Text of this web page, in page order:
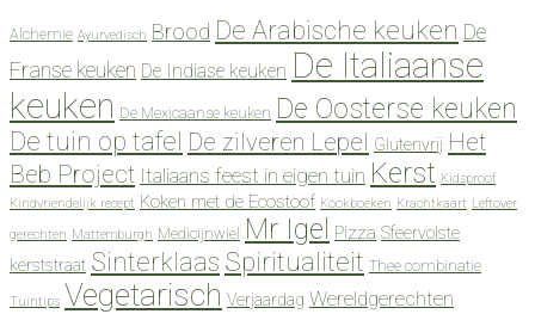
Alchemie Ayurvedisch Brood De Arabische keuken De
Franse keuken De Indiase keuken De Italiaanse
keuken De Mexicaanse keuken De Oosterse keuken
De tuin op tafel De zilveren Lepel Glutenvrij Het
Beb Project Italiaans feest in eigen tuin Kerst Kidsproof
Kindvriendelijk recept Koken met de Ecostoof Kookboeken Krachtkaart Leftover
gerechten Mattemburgh Medicijnwiel Mr Igel Pizza Sfeervolste
kerststraat Sinterklaas Spiritualiteit Thee combinatie
Tuintips Vegetarisch Verjaardag Wereldgerechten